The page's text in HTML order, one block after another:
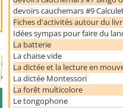
devoirs cauchemars #9
Fiches d'activités autour du
Idées sympas pour faire du
La batterie
La chaise vide
La dictée et la lecture en
La dictée Montessori
La forêt multicolore
Le tongophone